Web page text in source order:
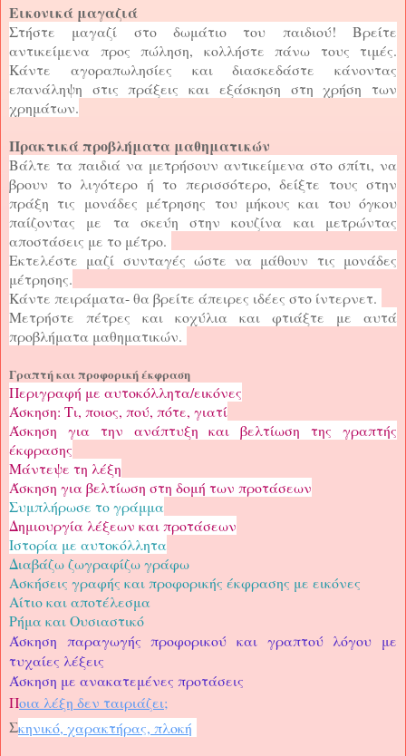
Εικονικά μαγαζιά
Στήστε μαγαζί στο δωμάτιο του παιδιού! Βρείτε
αντικείμενα προς πώληση, κολλήστε πάνω τους τιμές.
Κάντε αγοραπωλησίες και διασκεδάστε κάνοντας
επανάληψη στις πράξεις και εξάσκηση στη χρήση των
χρημάτων.
Πρακτικά προβλήματα μαθηματικών
Βάλτε τα παιδιά να μετρήσουν αντικείμενα στο σπίτι, να
βρουν το λιγότερο ή το περισσότερο, δείξτε τους στην
πράξη τις μονάδες μέτρησης του μήκους και του όγκου
παίζοντας με τα σκεύη στην κουζίνα και μετρώντας
αποστάσεις με το μέτρο.
Εκτελέστε μαζί συνταγές ώστε να μάθουν τις μονάδες
μέτρησης.
Κάντε πειράματα- θα βρείτε άπειρες ιδέες στο ίντερνετ.
Μετρήστε πέτρες και κοχύλια και φτιάξτε με αυτά
προβλήματα μαθηματικών.
Γραπτή και προφορική έκφραση
Περιγραφή με αυτοκόλλητα/εικόνες
Άσκηση: Τι, ποιος, πού, πότε, γιατί
Άσκηση για την ανάπτυξη και βελτίωση της γραπτής
έκφρασης
Μάντεψε τη λέξη
Άσκηση για βελτίωση στη δομή των προτάσεων
Συμπλήρωσε το γράμμα
Δημιουργία λέξεων και προτάσεων
Ιστορία με αυτοκόλλητα
Διαβάζω ζωγραφίζω γράφω
Ασκήσεις γραφής και προφορικής έκφρασης με εικόνες
Αίτιο και αποτέλεσμα
Ρήμα και Ουσιαστικό
Άσκηση παραγωγής προφορικού και γραπτού λόγου με
τυχαίες λέξεις
Άσκηση με ανακατεμένες προτάσεις
Ποια λέξη δεν ταιριάζει;
Σκηνικό, χαρακτήρας, πλοκή